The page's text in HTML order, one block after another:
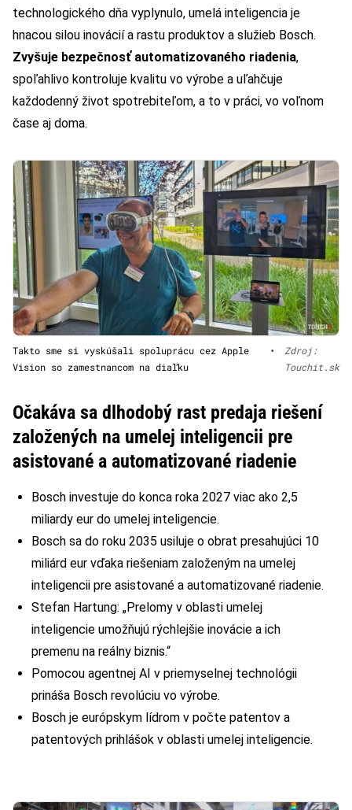
technologického dňa vyplynulo, umelá inteligencia je
hnacou silou inovácií a rastu produktov a služieb Bosch.
Zvyšuje bezpečnosť automatizovaného riadenia,
spoľahlivo kontroluje kvalitu vo výrobe a uľahčuje
každodenný život spotrebiteľom, a to v práci, vo voľnom
čase aj doma.
Takto sme si vyskúšali spoluprácu cez Apple
Vision so zamestnancom na diaľku
•
Zdroj:
Touchit.sk
Očakáva sa dlhodobý rast predaja riešení
založených na umelej inteligencii pre
asistované a automatizované riadenie
Bosch investuje do konca roka 2027 viac ako 2,5
miliardy eur do umelej inteligencie.
Bosch sa do roku 2035 usiluje o obrat presahujúci 10
miliárd eur vďaka riešeniam založeným na umelej
inteligencii pre asistované a automatizované riadenie.
Stefan Hartung: „Prelomy v oblasti umelej
inteligencie umožňujú rýchlejšie inovácie a ich
premenu na reálny biznis.“
Pomocou agentnej AI v priemyselnej technológii
prináša Bosch revolúciu vo výrobe.
Bosch je európskym lídrom v počte patentov a
patentových prihlášok v oblasti umelej inteligencie.